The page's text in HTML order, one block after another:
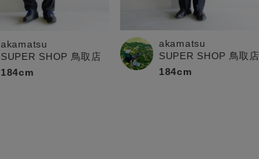
akamatsu
SUPER SHOP 鳥取店
184cm
akamatsu
SUPER SHOP 鳥取店
184cm